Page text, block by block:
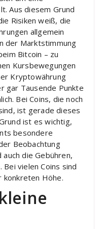
Aus diesem Grund
Risiken weiß, die
allgemein
der Marktstimmung
Bitcoin – zu
Kursbewegungen
Kryptowährung
gar Tausende Punkte
Bei Coins, die noch
ist gerade dieses
ist es wichtig,
besondere
Beobachtung
auch die Gebühren,
vielen Coins sind
konkreten Höhe.